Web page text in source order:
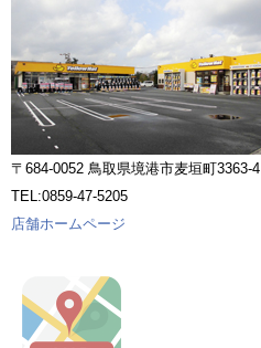
〒684-0052 鳥取県境港市麦垣町3363-4
TEL:0859-47-5205
店舗ホームページ